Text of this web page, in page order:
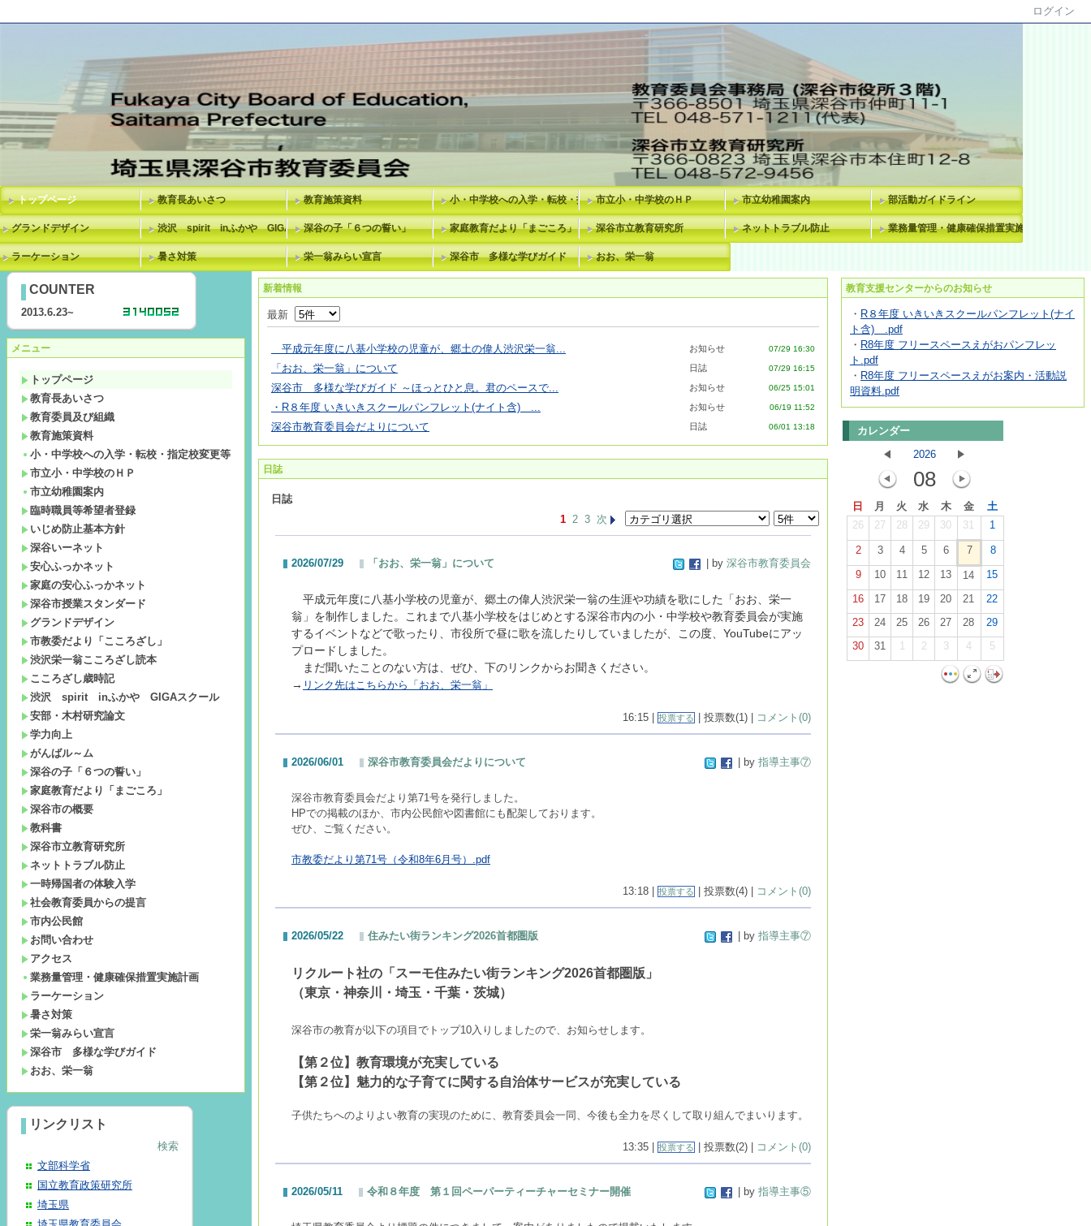
ログイン
トップページ 教育長あいさつ 教育施策資料 小・中学校への入学・転校・指定校変更等市立小・中学校のＨＰ 市立幼稚園案内 部活動ガイドライン
グランドデザイン 渋沢 spirit inふかや GIGAスクール深谷の子「６つの誓い」 家庭教育だより「まごころ」 深谷市立教育研究所 ネットトラブル防止 業務量管理・健康確保措置実施計画
ラーケーション 暑さ対策 栄一翁みらい宣言 深谷市 多様な学びガイド おお、栄一翁
COUNTER
2013.6.23~
メニュー
トップページ
教育長あいさつ
教育委員及び組織
教育施策資料
小・中学校への入学・転校・指定校変更等
市立小・中学校のＨＰ
市立幼稚園案内
臨時職員等希望者登録
いじめ防止基本方針
深谷いーネット
安心ふっかネット
家庭の安心ふっかネット
深谷市授業スタンダード
グランドデザイン
市教委だより「こころざし」
渋沢栄一翁こころざし読本
こころざし歳時記
渋沢 spirit inふかや GIGAスクール
安部・木村研究論文
学力向上
がんばル～ム
深谷の子「６つの誓い」
家庭教育だより「まごころ」
深谷市の概要
教科書
深谷市立教育研究所
ネットトラブル防止
一時帰国者の体験入学
社会教育委員からの提言
市内公民館
お問い合わせ
アクセス
業務量管理・健康確保措置実施計画
ラーケーション
暑さ対策
栄一翁みらい宣言
深谷市 多様な学びガイド
おお、栄一翁
リンクリスト
検索
文部科学省
国立教育政策研究所
埼玉県
新着情報
最新
平成元年度に八基小学校の児童が、郷土の偉人渋沢栄一翁... お知らせ 07/29 16:30
「おお、栄一翁」について 日誌 07/29 16:15
深谷市 多様な学びガイド ～ほっとひと息。君のペースで... お知らせ 06/25 15:01
・R８年度 いきいきスクールパンフレット(ナイト含) ... お知らせ 06/19 11:52
深谷市教育委員会だよりについて 日誌 06/01 13:18
日誌
日誌
1 2 3 次
2026/07/29 「おお、栄一翁」について | by 深谷市教育委員会
平成元年度に八基小学校の児童が、 郷土の偉人渋沢栄一翁の生涯や功績を歌にした「おお、栄一
翁」を制作しました。これまで八基小学校をはじめとする深谷市内の小・中学校や教育委員会が実施
するイベントなどで歌ったり、市役所で昼に歌を流したりしていましたが、この度、YouTubeにアッ
プロードしました。
まだ聞いたことのない方は、ぜひ、下のリンクからお聞きください。
→ リンク先はこちらから「おお、栄一翁」
16:15 | 投票する | 投票数(1) | コメント(0)
2026/06/01 深谷市教育委員会だよりについて | by 指導主事⑦
深谷市教育委員会だより第71号を発行しました。
HPでの掲載のほか、市内公民館や図書館にも配架しております。
ぜひ、ご覧ください。
市教委だより第71号（令和8年6月号）.pdf
13:18 | 投票する | 投票数(4) | コメント(0)
2026/05/22 住みたい街ランキング2026首都圏版 | by 指導主事⑦
リクルート社の「スーモ住みたい街ランキング2026首都圏版」
（東京・神奈川・埼玉・千葉・茨城）
深谷市の教育が以下の項目でトップ10入りしましたので、お知らせします。
【第２位】教育環境が充実している
【第２位】魅力的な子育てに関する自治体サービスが充実している
子供たちへのよりよい教育の実現のために、教育委員会一同、今後も全力を尽くして取り組んでまいります。
13:35 | 投票する | 投票数(2) | コメント(0)
2026/05/11 令和８年度 第１回ペーパーティーチャーセミナー開催 | by 指導主事⑤
教育支援センターからのお知らせ
・ R８年度 いきいきスクールパンフレット(ナイ
ト含) .pdf
・ R8年度 フリースペースえがおパンフレッ
ト.pdf
・ R8年度 フリースペースえがお案内・活動説
明資料.pdf
カレンダー
2026
08
日 月 火 水 木 金
土
26
27 28 29 30 31 1
2 3 4 5 6 7
8
9
10 11 12 13 14
15
16
17 18 19 20 21
22
23
24 25 26 27 28
29
30
31 1 2 3 4 5